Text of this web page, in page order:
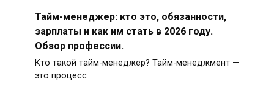
Тайм-менеджер: кто это, обязанности,
зарплаты и как им стать в 2026 году.
Обзор профессии.
Кто такой тайм-менеджер? Тайм-менеджмент —
это процесс